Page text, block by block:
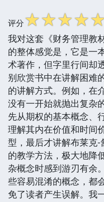
评分☆☆☆☆
我对这套《财务管理教
的整体感觉是，它是一
术著作，但字里行间却
别欣赏书中在讲解困难
的讲解方式。例如，在
没有一开始就抛出复杂
先从期权的基本概念、
理解其内在价值和时间
型，最后才讲解布莱克
的教学方法，极大地降
杂概念时感到游刃有余
些容易混淆的概念，都
免了读者产生误解。我